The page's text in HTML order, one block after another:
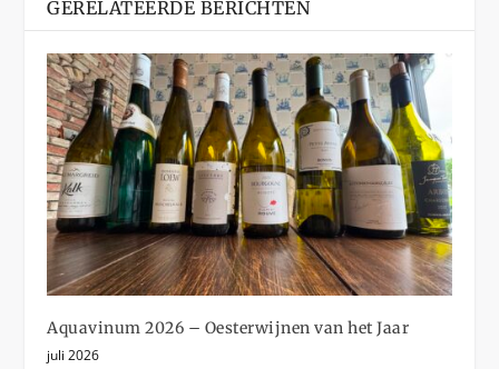
GERELATEERDE BERICHTEN
Aquavinum 2026 – Oesterwijnen van het Jaar
juli 2026